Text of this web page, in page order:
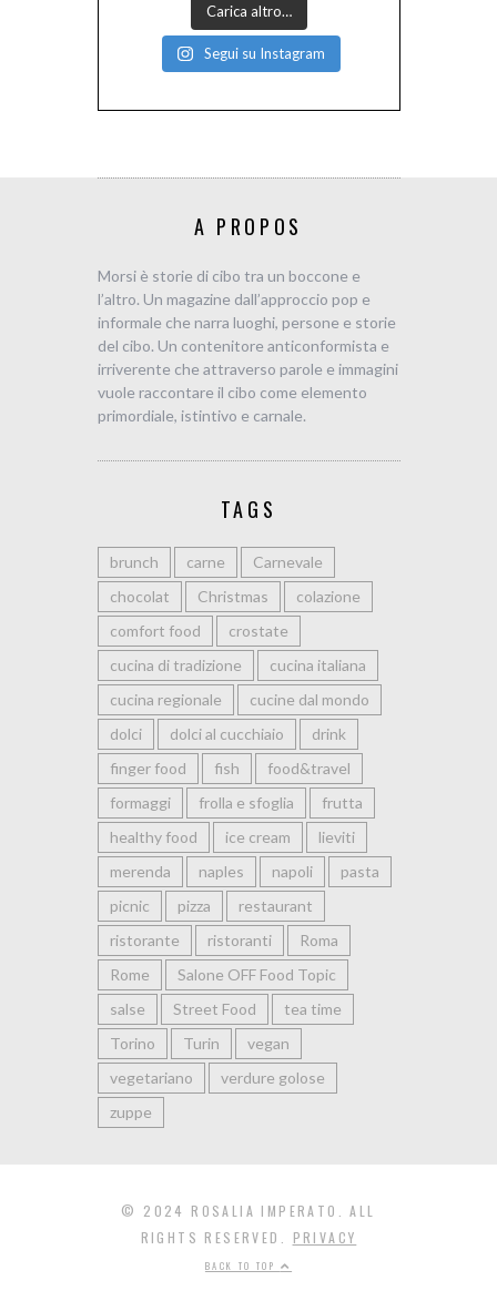
Carica altro…
Segui su Instagram
A PROPOS
Morsi è storie di cibo tra un boccone e
l’altro. Un magazine dall’approccio pop e
informale che narra luoghi, persone e storie
del cibo. Un contenitore anticonformista e
irriverente che attraverso parole e immagini
vuole raccontare il cibo come elemento
primordiale, istintivo e carnale.
TAGS
brunch carne
Carnevale
chocolat
Christmas
colazione
comfort food
crostate
cucina di tradizione
cucina italiana
cucina regionale
cucine dal mondo
dolci
dolci al cucchiaio
drink
finger food
fish
food&travel
formaggi
frolla e sfoglia
frutta
healthy food
ice cream
lieviti
merenda
naples napoli
pasta
picnic
pizza
restaurant
ristorante
ristoranti
Roma
Rome
Salone OFF Food Topic
salse
Street Food
tea time
Torino
Turin
vegan
vegetariano
verdure golose
zuppe
© 2024 ROSALIA IMPERATO. ALL
RIGHTS RESERVED. PRIVACY
BACK TO TOP